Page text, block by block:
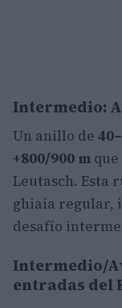
Intermedio:
Un anillo de
+800/900 m
Leutasch. Esta
ghiaia regular,
desafío
Intermedio/
entradas del